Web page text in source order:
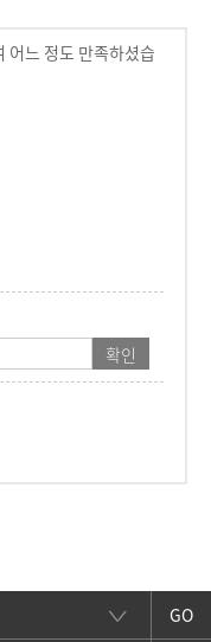
어느 정도 만족하셨습
GO